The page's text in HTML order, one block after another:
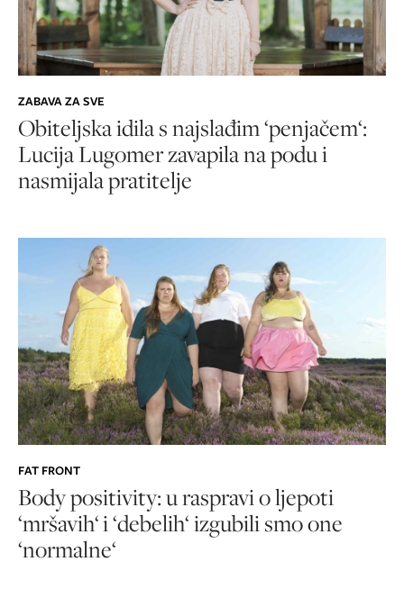
ZABAVA ZA SVE
Obiteljska idila s najslađim ‘penjačem‘:
Lucija Lugomer zavapila na podu i
nasmijala pratitelje
FAT FRONT
Body positivity: u raspravi o ljepoti
‘mršavih‘ i ‘debelih‘ izgubili smo one
‘normalne‘